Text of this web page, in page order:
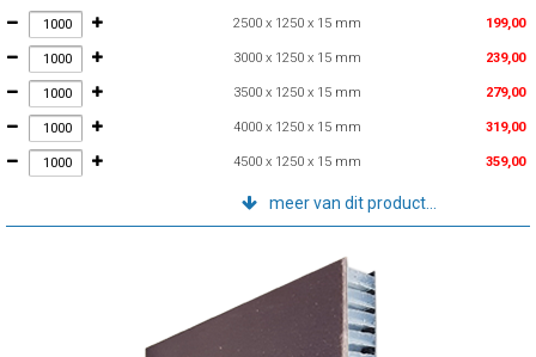
2500 x 1250 x 15 mm 199,00
3000 x 1250 x 15 mm 239,00
3500 x 1250 x 15 mm 279,00
4000 x 1250 x 15 mm 319,00
4500 x 1250 x 15 mm 359,00
meer van dit product...